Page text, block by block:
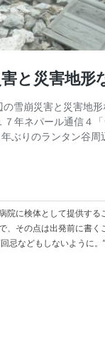
院に検体として提供す
その点は出発前に書
忌などもしないように